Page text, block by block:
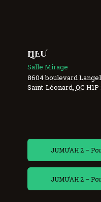
LIEU
Salle Mirage
8604 boulevard
Saint-Léonard QC H1P
JUMU’AH 2 –
JUMU’AH 2 –